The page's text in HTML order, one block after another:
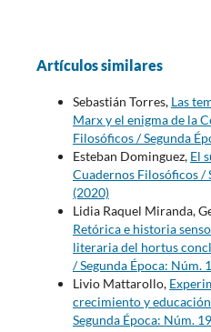
Artículos similares
Sebastián Torres, Las
Marx y el enigma de la
Filosóficos / Segunda
Esteban Dominguez, El
Cuadernos Filosóficos /
(2020)
Lidia Raquel Miranda,
Retórica e historia
literaria del hortus
/ Segunda Época: Núm.
Livio Mattarollo,
crecimiento y educación
Segunda Época: Núm.